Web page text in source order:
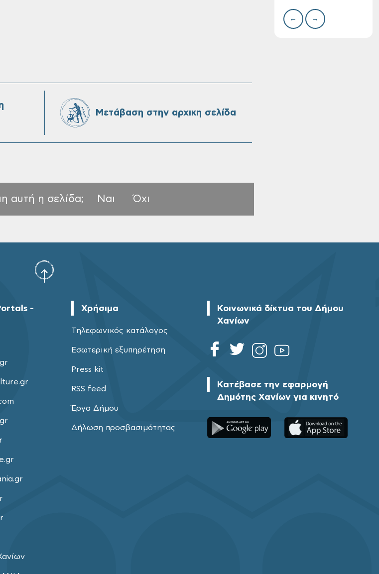
← →
Μετάβαση στην αρχικη σελίδα
αυτή η σελίδα; Ναι Όχι
-
Χρήσιμα
Τηλεφωνικός κατάλογος
Εσωτερική εξυπηρέτηση
Press kit
RSS feed
Έργα Δήμου
Δήλωση προσβασιμότητας
Κοινωνικά δίκτυα του Δήμου
Χανίων
Κατέβασε την εφαρμογή
Δημότης Χανίων για κινητό